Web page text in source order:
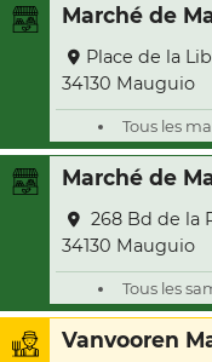
Marché de
Place de la
34130 Mauguio
Tous les
Marché de
268 Bd de la
34130 Mauguio
Tous les
Vanvooren